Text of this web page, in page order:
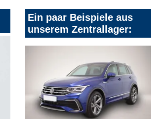
Ein paar Beispiele aus
unserem Zentrallager: